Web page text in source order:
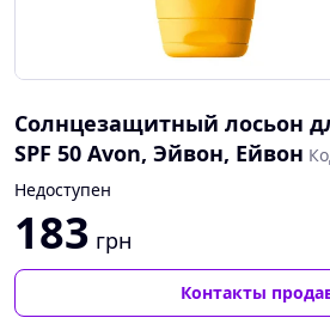
Солнцезащитный лосьон
SPF 50 Avon, Эйвон, Ейвон
Недоступен
183 грн
Контакты